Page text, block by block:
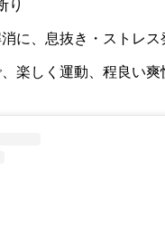
り
消に、息抜き・ストレ
楽しく運動、程良い爽